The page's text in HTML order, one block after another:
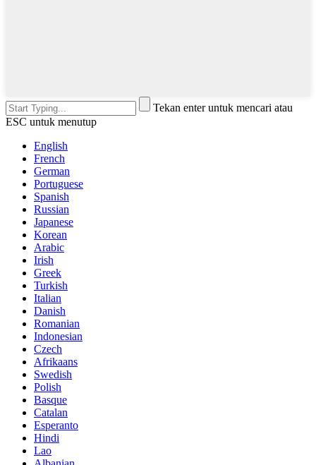
Tekan enter untuk mencari atau
ESC untuk menutup
English
French
German
Portuguese
Spanish
Russian
Japanese
Korean
Arabic
Irish
Greek
Turkish
Italian
Danish
Romanian
Indonesian
Czech
Afrikaans
Swedish
Polish
Basque
Catalan
Esperanto
Hindi
Lao